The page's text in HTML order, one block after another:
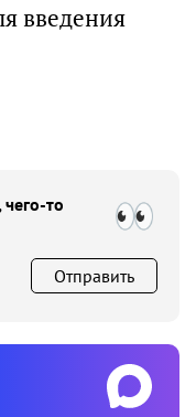
введения
то
Отправить